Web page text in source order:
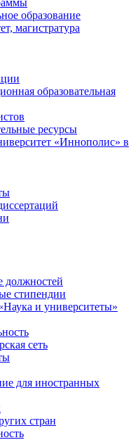
образование
магистратура
образовательная
ресурсы
«Иннополис» в
должностей
стипендии
и университеты»
сеть
для иностранных
стран